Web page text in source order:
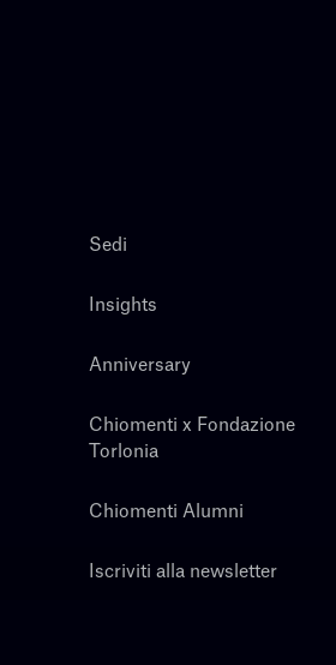
Sedi
Insights
Anniversary
Chiomenti x Fondazione
Torlonia
Chiomenti Alumni
Iscriviti alla newsletter